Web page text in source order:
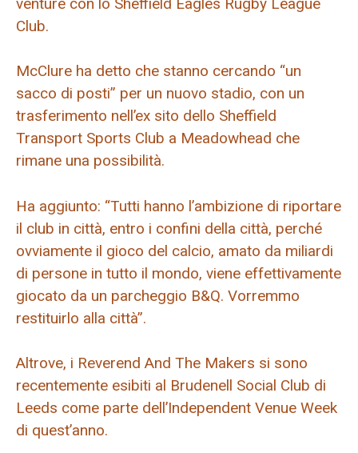
Club.
McClure ha detto che stanno cercando “un
sacco di posti” per un nuovo stadio, con un
trasferimento nell’ex sito dello Sheffield
Transport Sports Club a Meadowhead che
rimane una possibilità.
Ha aggiunto: “Tutti hanno l’ambizione di riportare
il club in città, entro i confini della città, perché
ovviamente il gioco del calcio, amato da miliardi
di persone in tutto il mondo, viene effettivamente
giocato da un parcheggio B&Q. Vorremmo
restituirlo alla città”.
Altrove, i Reverend And The Makers si sono
recentemente esibiti al Brudenell Social Club di
Leeds come parte dell’Independent Venue Week
di quest’anno.